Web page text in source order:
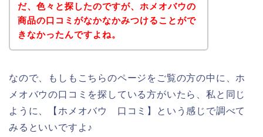
だ、色々と探したのですが、ホメオバウの
商品の口コミがなかなかみつけることがで
きなかったんですよね。
なので、もしもこちらのページをご覧の方の中に、ホ
メオバウの口コミを探している方がいたら、私と同じ
ように、【ホメオバウ 口コミ】という感じで調べて
みるといいですよ♪